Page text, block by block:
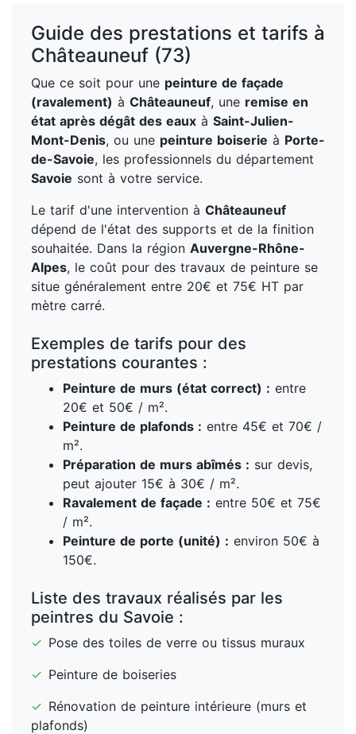
Guide des prestations et tarifs à
Châteauneuf (73)
Que ce soit pour une peinture de façade
(ravalement) à Châteauneuf, une remise en
état après dégât des eaux à Saint-Julien-
Mont-Denis, ou une peinture boiserie à Porte-
de-Savoie, les professionnels du département
Savoie sont à votre service.
Le tarif d'une intervention à Châteauneuf
dépend de l'état des supports et de la finition
souhaitée. Dans la région Auvergne-Rhône-
Alpes, le coût pour des travaux de peinture se
situe généralement entre 20€ et 75€ HT par
mètre carré.
Exemples de tarifs pour des
prestations courantes :
Peinture de murs (état correct) : entre
20€ et 50€ / m².
Peinture de plafonds : entre 45€ et 70€ /
m².
Préparation de murs abîmés : sur devis,
peut ajouter 15€ à 30€ / m².
Ravalement de façade : entre 50€ et 75€
/ m².
Peinture de porte (unité) : environ 50€ à
150€.
Liste des travaux réalisés par les
peintres du Savoie :
✓ Pose des toiles de verre ou tissus muraux
✓ Peinture de boiseries
✓ Rénovation de peinture intérieure (murs et
plafonds)